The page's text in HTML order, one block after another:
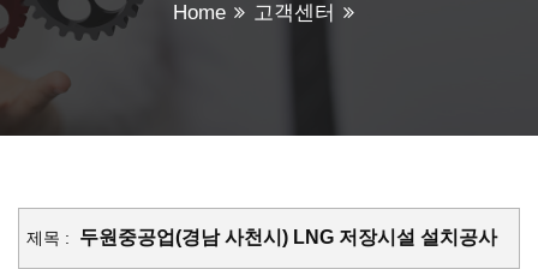
Home 고객센터
제목 : 두원중공업(경남 사천시) LNG 저장시설 설치공사